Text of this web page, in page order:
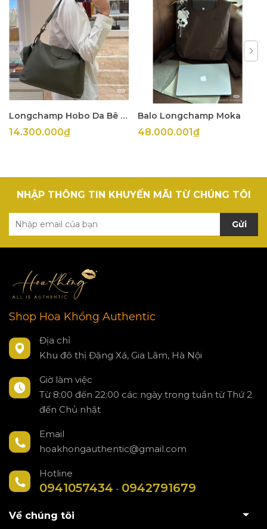
Longchamp Hobo Da Bê Olive
14.300.000₫
Balo Longchamp Moka
48.000.001₫
NHẬP THÔNG TIN KHUYẾN MÃI TỪ CHÚNG TÔI
Gửi
Shop Hoa Khổng Authentic
Địa chỉ
Khu đô thị Đặng Xá, Gia Lâm, Hà Nội
Giờ làm việc
Từ 8:00 đến 22:00 các ngày trong tuần từ Thứ 2
đến Chủ nhật
Email
hoakhongauthentic@gmail.com
Hotline
0941057434 - 0942791679
Về chúng tôi